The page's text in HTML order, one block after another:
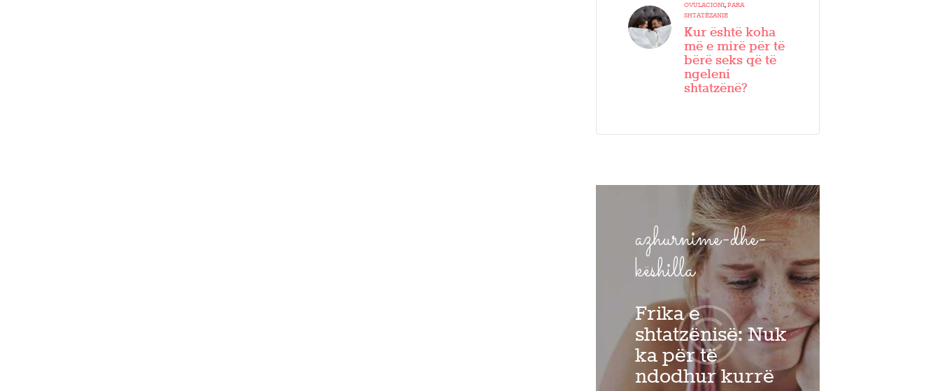
OVULACIONI,PARA
SHTATËZANIE
Kur është koha
më e mirë për të
bërë seks që të
ngeleni
shtatzënë?
azhurnime-dhe-
këshilla
Frika e
shtatzënisë: Nuk
ka për të
ndodhur kurrë